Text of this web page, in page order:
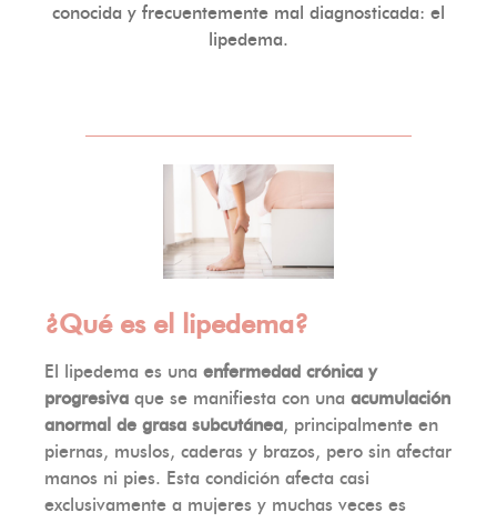
conocida y frecuentemente mal diagnosticada: el
lipedema.
¿Qué es el lipedema?
El lipedema es una enfermedad crónica y
progresiva que se manifiesta con una acumulación
anormal de grasa subcutánea, principalmente en
piernas, muslos, caderas y brazos, pero sin afectar
manos ni pies. Esta condición afecta casi
exclusivamente a mujeres y muchas veces es